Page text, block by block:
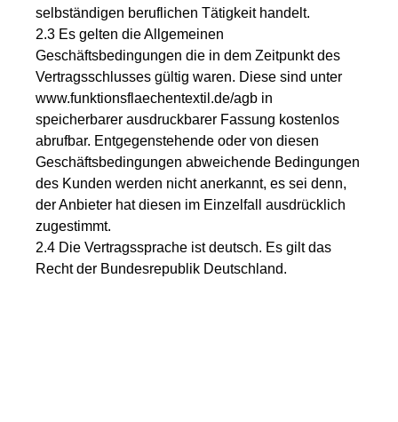
selbständigen beruflichen Tätigkeit handelt.
2.3 Es gelten die Allgemeinen
Geschäftsbedingungen die in dem Zeitpunkt des
Vertragsschlusses gültig waren. Diese sind unter
www.funktionsflaechentextil.de/agb in
speicherbarer ausdruckbarer Fassung kostenlos
abrufbar. Entgegenstehende oder von diesen
Geschäftsbedingungen abweichende Bedingungen
des Kunden werden nicht anerkannt, es sei denn,
der Anbieter hat diesen im Einzelfall ausdrücklich
zugestimmt.
2.4 Die Vertragssprache ist deutsch. Es gilt das
Recht der Bundesrepublik Deutschland.